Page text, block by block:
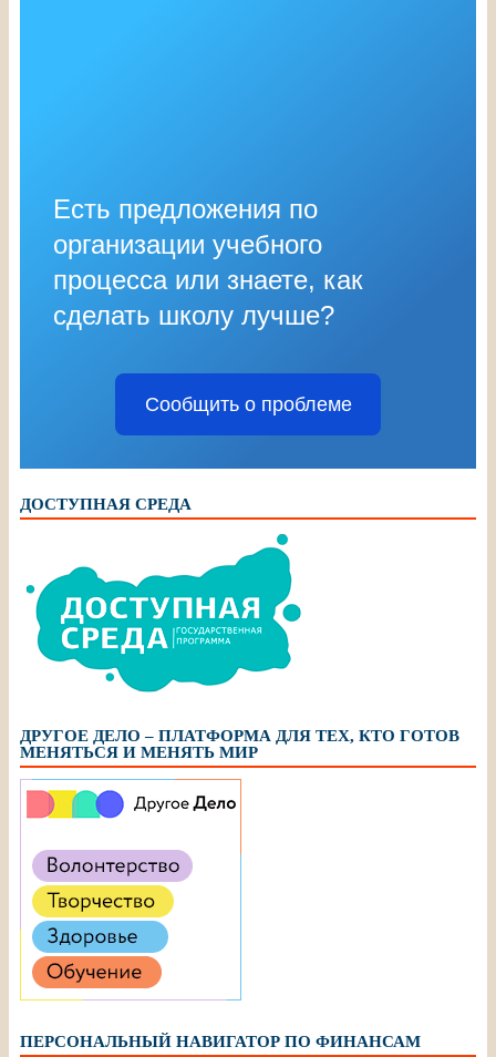
Есть предложения по
организации учебного
процесса или знаете, как
сделать школу лучше?
Сообщить о проблеме
ДОСТУПНАЯ СРЕДА
ДРУГОЕ ДЕЛО – ПЛАТФОРМА ДЛЯ ТЕХ, КТО ГОТОВ
МЕНЯТЬСЯ И МЕНЯТЬ МИР
ПЕРСОНАЛЬНЫЙ НАВИГАТОР ПО ФИНАНСАМ